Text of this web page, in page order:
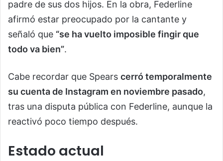
padre de sus dos hijos. En la obra, Federline
afirmó estar preocupado por la cantante y
señaló que “se ha vuelto imposible fingir que
todo va bien”.
Cabe recordar que Spears cerró temporalmente
su cuenta de Instagram en noviembre pasado,
tras una disputa pública con Federline, aunque la
reactivó poco tiempo después.
Estado actual